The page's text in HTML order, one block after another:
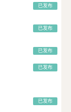
已发布
已发布
已发布
已发布
已发布